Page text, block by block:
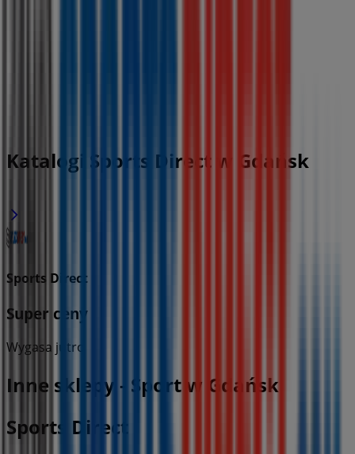
Katalogi Sports Direct w Gdańsk
Sports Direct
Super ceny
Wygasa jutro
Inne sklepy - Sport w Gdańsk
Sports Direct